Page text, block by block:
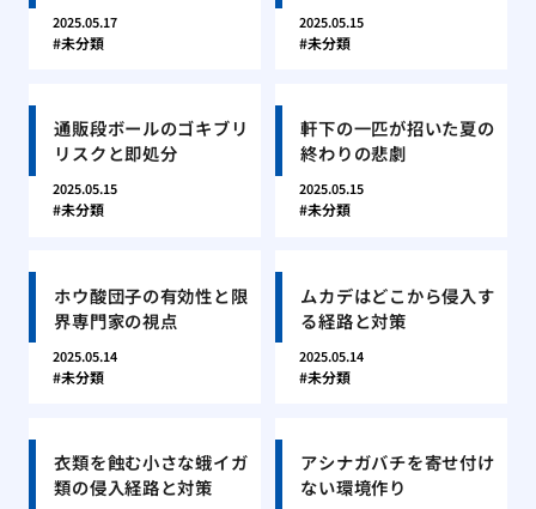
2025.05.17
未分類
2025.05.15
未分類
通販段ボールのゴキブリ
リスクと即処分
2025.05.15
未分類
軒下の一匹が招いた夏の
終わりの悲劇
2025.05.15
未分類
ホウ酸団子の有効性と限
界専門家の視点
2025.05.14
未分類
ムカデはどこから侵入す
る経路と対策
2025.05.14
未分類
衣類を蝕む小さな蛾イガ
類の侵入経路と対策
アシナガバチを寄せ付け
ない環境作り